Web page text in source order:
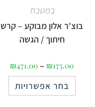
במטבח
בוצ'ר אלון מבוקע – קרש
חיתוך / הגשה
₪175.00
–
₪471.00
בחר אפשרויות